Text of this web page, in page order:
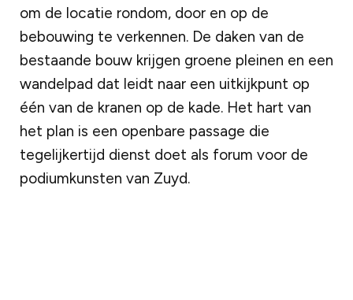
om de locatie rondom, door en op de
bebouwing te verkennen. De daken van de
bestaande bouw krijgen groene pleinen en een
wandelpad dat leidt naar een uitkijkpunt op
één van de kranen op de kade. Het hart van
het plan is een openbare passage die
tegelijkertijd dienst doet als forum voor de
podiumkunsten van Zuyd.